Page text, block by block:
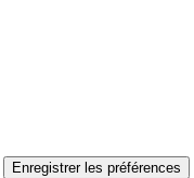
Enregistrer les préférences